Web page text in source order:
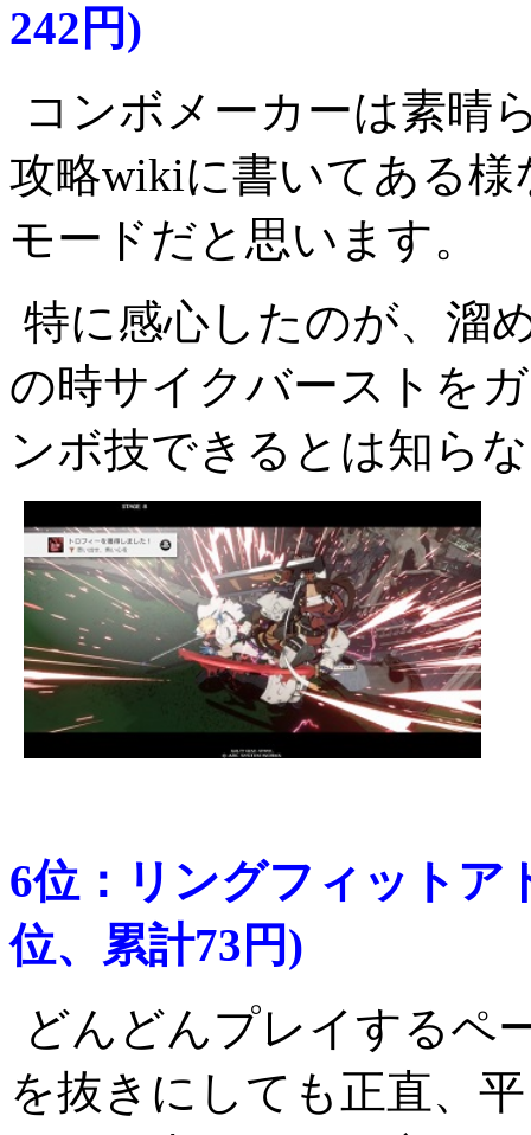
242円)
コンボメーカーは素晴
攻略wikiに書いてある
モードだと思います。
特に感心したのが、溜
の時サイクバーストを
ンボ技できるとは知ら
6位：リングフィット
位、累計73円)
どんどんプレイするペ
を抜きにしても正直、